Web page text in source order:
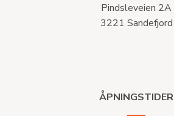
Pindsleveien 2A
3221 Sandefjord
ÅPNINGSTIDER